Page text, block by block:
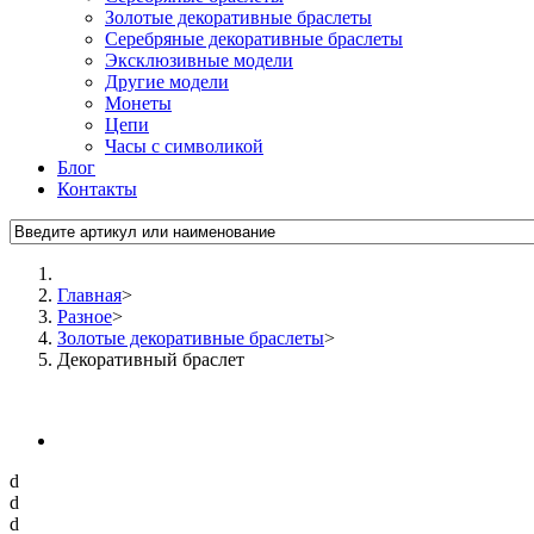
Золотые декоративные браслеты
Серебряные декоративные браслеты
Эксклюзивные модели
Другие модели
Монеты
Цепи
Часы с символикой
Блог
Контакты
Главная>
Разное>
Золотые декоративные браслеты>
Декоративный браслет
d
d
d